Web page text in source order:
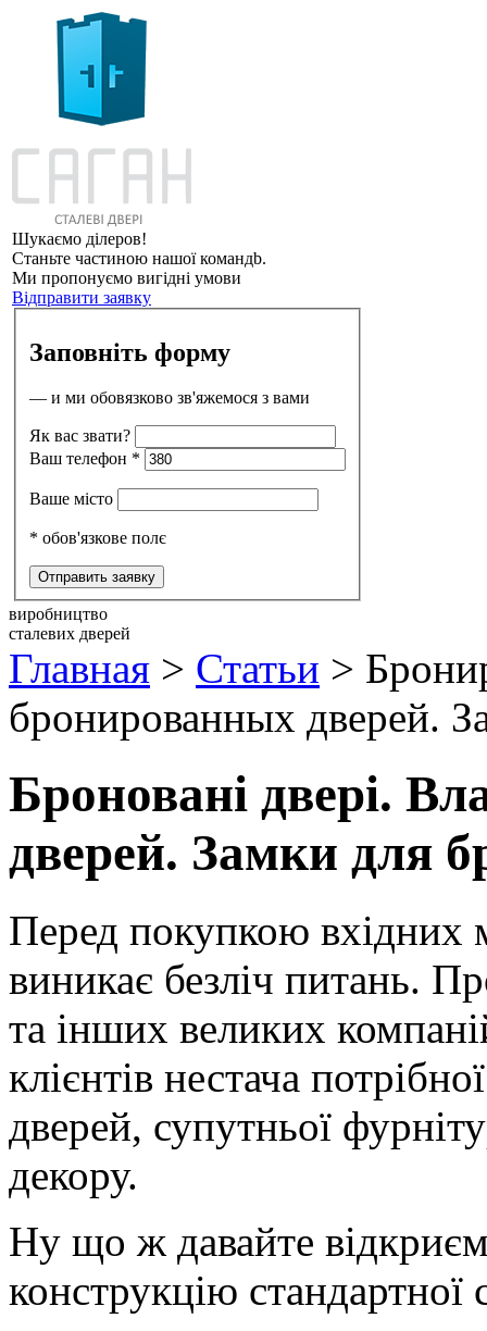
Шукаємо ділеров!
Станьте частиною нашої командb.
Ми пропонуємо вигідні умови
Відправити заявку
Заповніть форму
— и ми обовязково зв'яжемося з вами
Як вас звати?
Ваш телефон *
Ваше місто
* обов'язкове полє
виробництво
сталевих дверей
Главная > Статьи >
бронированных дверей.
Броновані двері.
дверей. Замки для
Перед покупкою вхідних
виникає безліч питань.
та інших великих
клієнтів нестача
дверей, супутньої
декору.
Ну що ж давайте
конструкцію стандартної